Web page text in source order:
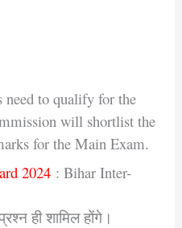
need to qualify for the
will shortlist the
for the Main Exam.
2024 : Bihar Inter-
ही शामिल होंगे।